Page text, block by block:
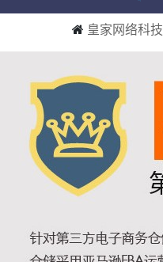
皇家网络科技